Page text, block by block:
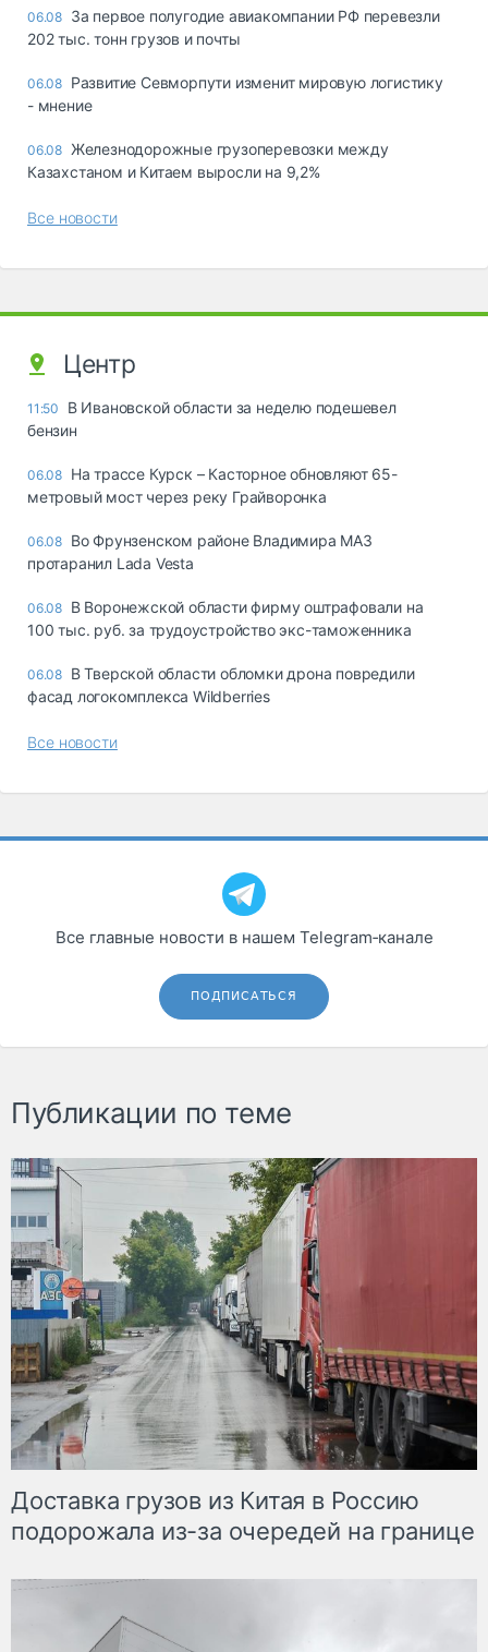
06.08 За первое полугодие авиакомпании РФ перевезли
202 тыс. тонн грузов и почты
06.08 Развитие Севморпути изменит мировую логистику
- мнение
06.08 Железнодорожные грузоперевозки между
Казахстаном и Китаем выросли на 9,2%
Все новости
Центр
11:50
В Ивановской области за неделю подешевел
бензин
06.08 На трассе Курск – Касторное обновляют 65-
метровый мост через реку Грайворонка
06.08 Во Фрунзенском районе Владимира МАЗ
протаранил Lada Vesta
06.08 В Воронежской области фирму оштрафовали на
100 тыс. руб. за трудоустройство экс-таможенника
06.08 В Тверской области обломки дрона повредили
фасад логокомплекса Wildberries
Все новости
Все главные новости в нашем Telegram‑канале
ПОДПИСАТЬСЯ
Публикации по теме
Доставка грузов из Китая в Россию
подорожала из-за очередей на границе